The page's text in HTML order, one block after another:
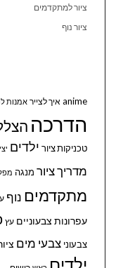
ציור למתקדמים
ציור נוף
anime איך לצייר אמנות
הדרכה
טכניקות ציור ילדים
מדריך ציור מנגה
מתקדמים נוף
עפרונות צבעוניים עץ
צבעוני צבעי מים